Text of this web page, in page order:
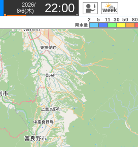
2026/
8/6(木)
22:00
2 5 11 30 50 80